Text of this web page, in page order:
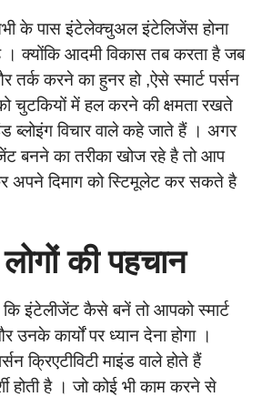
के पास इंटेलेक्चुअल इंटेलिजेंस होना
। क्योंकि आदमी विकास तब करता है जब
तर्क करने का हुनर हो ,ऐसे स्मार्ट पर्सन
चुटकियों में हल करने की क्षमता रखते
ब्लोइंग विचार वाले कहे जाते हैं । अगर
बनने का तरीका खोज रहे है तो आप
अपने दिमाग को स्‍ट‍िमूलेट कर सकते है
की पहचान
इंटेलीजेंट कैसे बनें तो आपको स्मार्ट
उनके कार्यों पर ध्यान देना होगा ।
क्रिएटीविटी माइंड वाले होते हैं
होती है । जो कोई भी काम करने से